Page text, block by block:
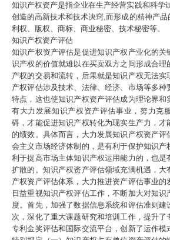
知识产权资产是指企业在生产经营实践和科学
创造的高新技术和技术决窍,而形成的精神产
利权、版权、商标、商业秘密、技术秘密等。
知识产权资产评估
知识产权资产评估是促进知识产权产业化的关
识产权的价值就难以在买卖双方之间形成合理
产权的交易和流转，后果就是知识产权无法实
产权评估涉及技术、法律、经济、市场等多种
特点，这也使知识产权资产评估成为理论界和
有大力发展知识产权资产评估事业，努力克
碍，才能促进知识产权转化为现实生产力，才
的绩效。具体而言，大力发展知识产权资产评
会主义市场经济体制的，是有利于保护知识产
利于提高市场主体知识产权运用能力的，也是
扩散的。知识产权资产评估领域充满机遇，大
产权资产评估体系，大力推进资产评估事业
日益重视知识产权评估工作，不断加大对知识
度。首先，加强了数据信息系统和评估准则
次，深化了重大课题研究和培训工作，提升了
专利金奖评估和国际交流平台，创新了运作模